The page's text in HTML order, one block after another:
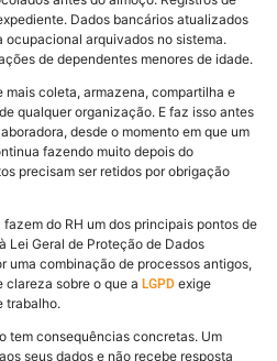
Dados bancários atualizados
ocupacional arquivados no sistema.
de dependentes menores de idade.
mais coleta, armazena, compartilha e
qualquer organização. E faz isso antes
desde o momento em que um
fazendo muito depois do
precisam ser retidos por obrigação
do RH um dos principais pontos de
Lei Geral de Proteção de Dados
uma combinação de processos antigos,
clareza sobre o que a LGPD exige
trabalho.
tem consequências concretas. Um
seus dados e não recebe resposta